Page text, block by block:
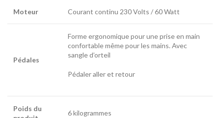
Moteur Courant continu 230 Volts / 60 Watt
Pédales
Forme ergonomique pour une prise en main
confortable même pour les mains. Avec
sangle d’orteil
Pédaler aller et retour
Poids du
6 kilogrammes